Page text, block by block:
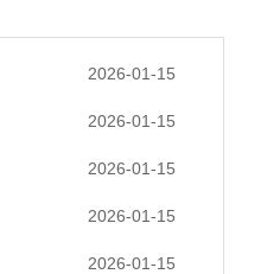
2026-01-15
2026-01-15
2026-01-15
2026-01-15
2026-01-15